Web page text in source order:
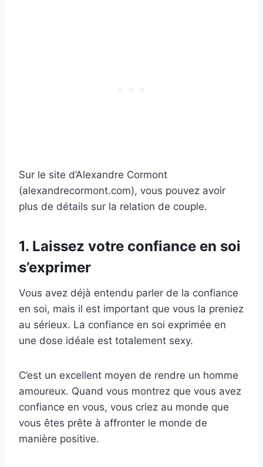
Sur le site d’Alexandre Cormont
(alexandrecormont.com), vous pouvez avoir
plus de détails sur la relation de couple.
1. Laissez votre confiance en soi
s’exprimer
Vous avez déjà entendu parler de la confiance
en soi, mais il est important que vous la preniez
au sérieux. La confiance en soi exprimée en
une dose idéale est totalement sexy.
C’est un excellent moyen de rendre un homme
amoureux. Quand vous montrez que vous avez
confiance en vous, vous criez au monde que
vous êtes prête à affronter le monde de
manière positive.